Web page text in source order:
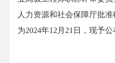
人力资源和社会保障厅批
为2024年12月21日，现予公